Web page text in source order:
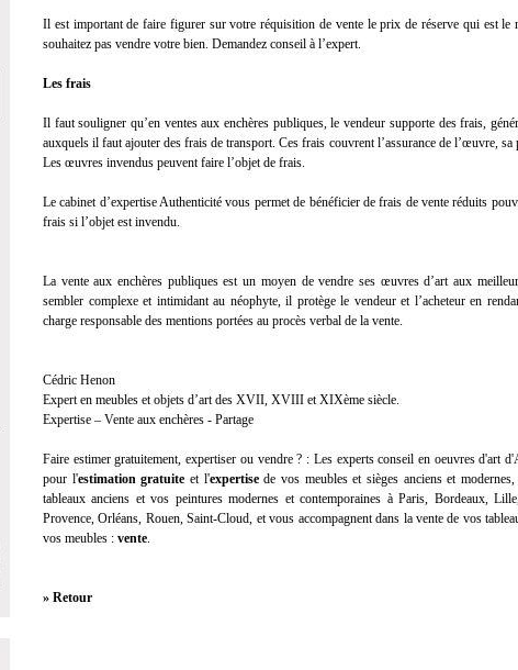
Il est important de faire figurer sur votre réquisition de vente le prix de réserve qui est le
souhaitez pas vendre votre bien. Demandez conseil à l’expert.
Les frais
Il faut souligner qu’en ventes aux enchères publiques, le vendeur supporte des frais,
auxquels il faut ajouter des frais de transport. Ces frais couvrent l’assurance de l’œuvre, sa
Les œuvres invendus peuvent faire l’objet de frais.
Le cabinet d’expertise Authenticité vous permet de bénéficier de frais de vente réduits
frais si l’objet est invendu.
La vente aux enchères publiques est un moyen de vendre ses œuvres d’art aux
sembler complexe et intimidant au néophyte, il protège le vendeur et l’acheteur en
charge responsable des mentions portées au procès verbal de la vente.
Cédric Henon
Expert en meubles et objets d’art des XVII, XVIII et XIXème siècle.
Expertise – Vente aux enchères - Partage
Faire estimer gratuitement, expertiser ou vendre ? : Les experts conseil en oeuvres d'art
pour l'estimation gratuiteet l'expertisede vos meubles et sièges anciens et
tableaux anciens et vos peintures modernes et contemporaines à Paris, Bordeaux,
Provence, Orléans, Rouen, Saint-Cloud, et vous accompagnent dans la vente de vos
vos meubles : vente.
» Retour